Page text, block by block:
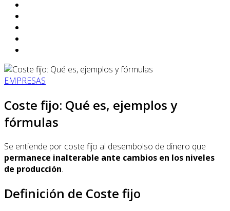
EMPRESAS
Coste fijo: Qué es, ejemplos y
fórmulas
Se entiende por coste fijo al desembolso de dinero que
permanece inalterable ante cambios en los niveles
de producción.
Definición de Coste fijo